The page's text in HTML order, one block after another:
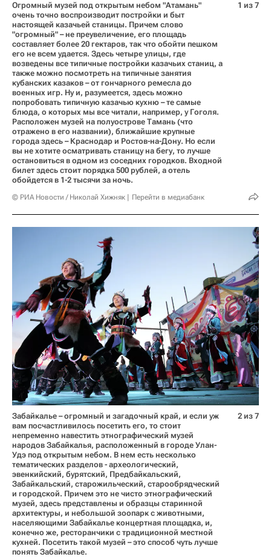
Огромный музей под открытым небом "Атамань"
очень точно воспроизводит постройки и быт
настоящей казачьей станицы. Причем слово
"огромный" – не преувеличение, его площадь
составляет более 20 гектаров, так что обойти пешком
его не всем удается. Здесь четыре улицы, где
возведены все типичные постройки казачьих станиц, а
также можно посмотреть на типичные занятия
кубанских казаков – от гончарного ремесла до
военных игр. Ну и, разумеется, здесь можно
попробовать типичную казачью кухню – те самые
блюда, о которых мы все читали, например, у Гоголя.
Расположен музей на полуострове Тамань (что
отражено в его названии), ближайшие крупные
города здесь – Краснодар и Ростов-на-Дону. Но если
вы не хотите осматривать станицу на бегу, то лучше
остановиться в одном из соседних городков. Входной
билет здесь стоит порядка 500 рублей, а отель
обойдется в 1-2 тысячи за ночь.
© РИА Новости / Николай Хижняк Перейти в медиабанк
1 из 7
Забайкалье – огромный и загадочный край, и если уж
вам посчастливилось посетить его, то стоит
непременно навестить этнографический музей
народов Забайкалья, расположенный в городе Улан-
Удэ под открытым небом. В нем есть несколько
тематических разделов - археологический,
эвенкийский, бурятский, Предбайкальский,
Забайкальский, старожильческий, старообрядческий
и городской. Причем это не чисто этнографический
музей, здесь представлены и образцы старинной
архитектуры, и небольшой зоопарк с животными,
населяющими Забайкалье концертная площадка, и,
конечно же, ресторанчики с традиционной местной
кухней. Посетить такой музей – это способ чуть лучше
понять Забайкалье.
2 из 7